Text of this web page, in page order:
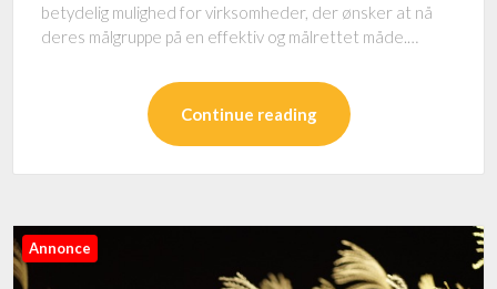
betydelig mulighed for virksomheder, der ønsker at nå
deres målgruppe på en effektiv og målrettet måde.…
Continue reading
Annonce